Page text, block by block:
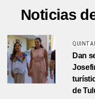
Noticias
Dan
de